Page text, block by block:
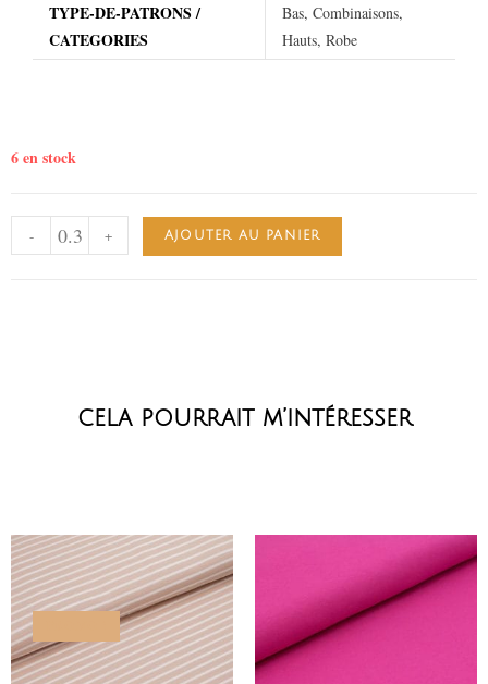
TYPE-DE-PATRONS /
CATEGORIES
Bas, Combinaisons,
Hauts, Robe
6 en stock
- + AJOUTER AU PANIER
cela pourrait m’intéresser